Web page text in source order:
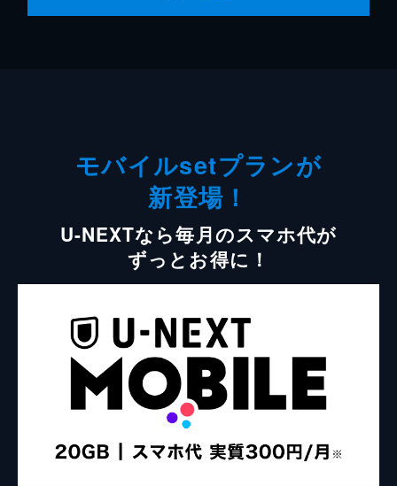
モバイルsetプランが
新登場！
U-NEXTなら毎月のスマホ代が
ずっとお得に！